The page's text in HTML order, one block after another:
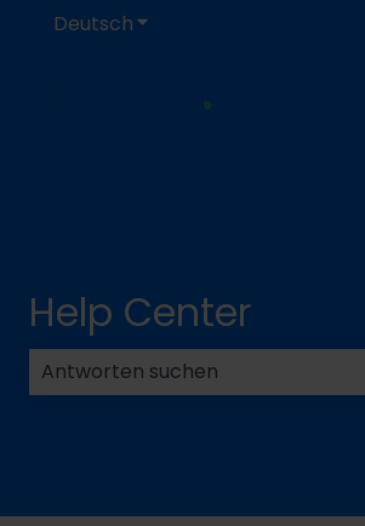
DeutschUntermenü für
Help Center